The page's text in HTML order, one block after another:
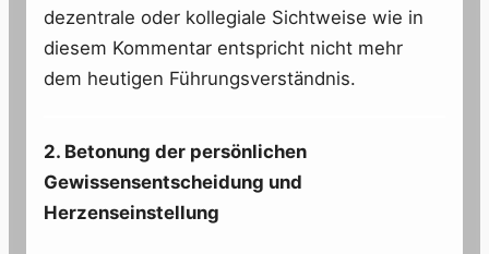
dezentrale oder kollegiale Sichtweise wie in
diesem Kommentar entspricht nicht mehr
dem heutigen Führungsverständnis.
2. Betonung der persönlichen
Gewissensentscheidung und
Herzenseinstellung